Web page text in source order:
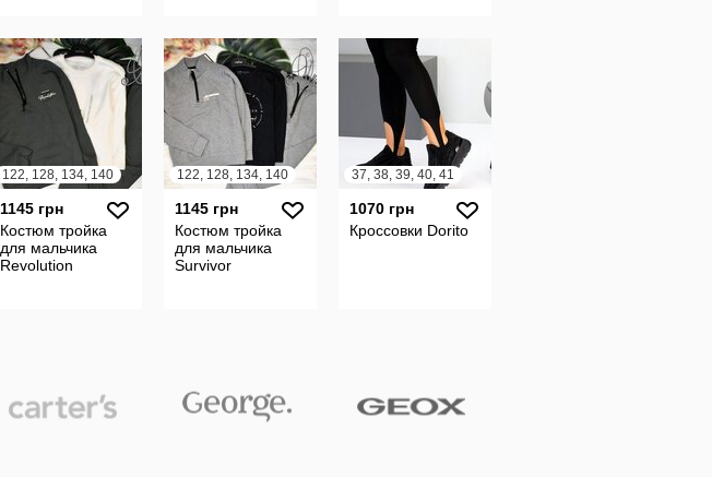
122, 128, 134, 140
1145 грн
Костюм тройка
для мальчика
Revolution
122, 128, 134, 140
1145 грн
Костюм тройка
для мальчика
Survivor
37, 38, 39, 40, 41
1070 грн
Кроссовки Dorito